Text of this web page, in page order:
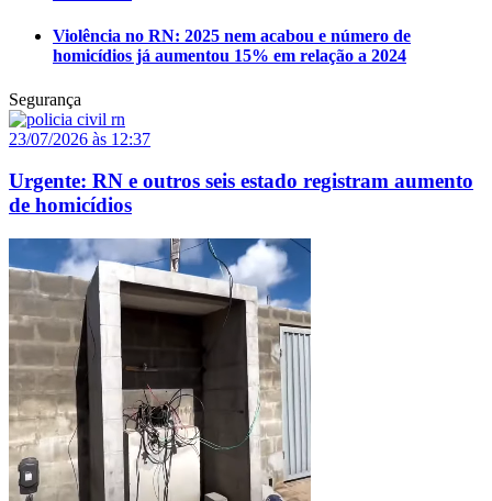
Violência no RN: 2025 nem acabou e número de
homicídios já aumentou 15% em relação a 2024
Segurança
23/07/2026 às 12:37
Urgente: RN e outros seis estado registram aumento
de homicídios